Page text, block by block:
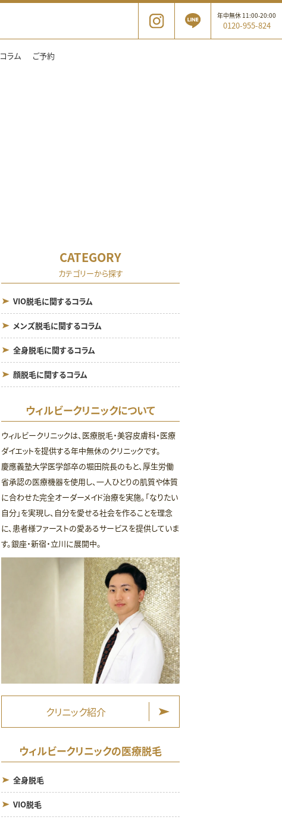
年中無休 11:00-20:00
0120-955-824
コラム ご予約
CATEGORY
カテゴリーから探す
VIO脱毛に関するコラム
メンズ脱毛に関するコラム
全身脱毛に関するコラム
顔脱毛に関するコラム
ウィルビークリニックについて
ウィルビークリニックは、医療脱毛・美容皮膚科・医療
ダイエットを提供する年中無休のクリニックです。
慶應義塾大学医学部卒の堀田院長のもと、厚生労働
省承認の医療機器を使用し、一人ひとりの肌質や体質
に合わせた完全オーダーメイド治療を実施。「なりたい
自分」を実現し、自分を愛せる社会を作ることを理念
に、患者様ファーストの愛あるサービスを提供していま
す。銀座・新宿・立川に展開中。
クリニック紹介
ウィルビークリニックの医療脱毛
全身脱毛
VIO脱毛